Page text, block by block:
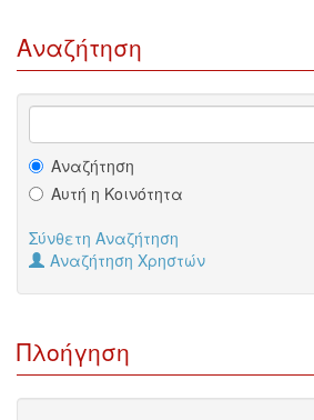
Αναζήτηση
Αναζήτηση
Αυτή η Κοινότητα
Σύνθετη Αναζήτηση
Αναζήτηση Χρηστών
Πλοήγηση